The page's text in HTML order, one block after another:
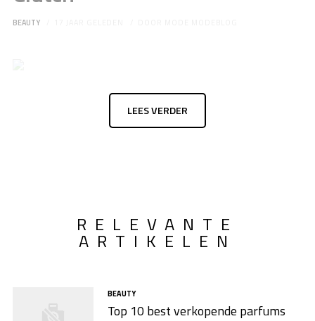
BEAUTY
LEES VERDER
RELEVANTE
ARTIKELEN
BEAUTY
Top 10 best verkopende parfums